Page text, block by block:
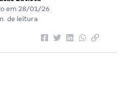
em 28/01/26
de leitura